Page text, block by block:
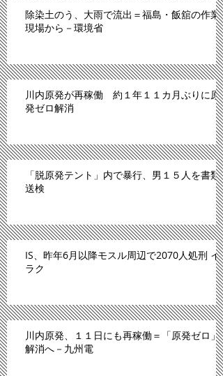
除染土のう、大雨で流出＝福島・飯舘の作業
現場から－環境省
川内原発が再稼働 約１年１１カ月ぶりに原
発ゼロ解消
「脱原発テント」内で暴行、男１５人を書類
送検
IS、昨年6月以降モスル周辺で2070人処刑 イ
ラク
川内原発、１１日にも再稼働＝「原発ゼロ」
解消へ－九州電